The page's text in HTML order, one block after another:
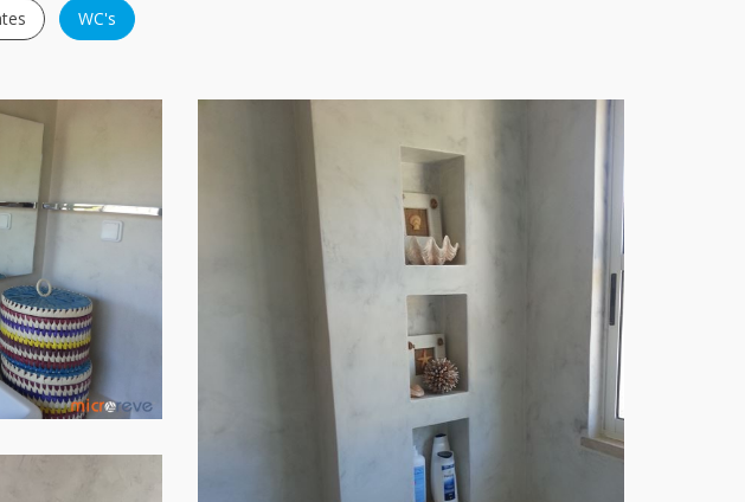
WC's
PAREDES WC